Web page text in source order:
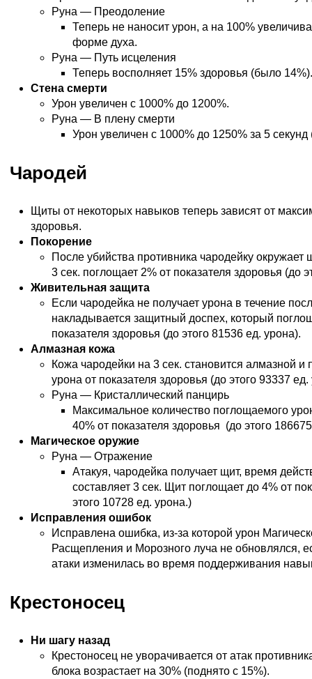
Руна — Преодоление
Теперь не наносит урон, а на 100%
форме духа.
Руна — Путь исцеления
Теперь восполняет 15% здоровья (было 14%).
Стена смерти
Урон увеличен с 1000% до 1200%.
Руна — В плену смерти
Урон увеличен с 1000% до 1250% за 5
Чародей
Щиты от некоторых навыков теперь зависят от
здоровья.
Покорение
После убийства противника чародейку окружает
3 сек. поглощает 2% от показателя здоровья (до
Живительная защита
Если чародейка не получает урона в течение
накладывается защитный доспех, который
показателя здоровья (до этого 81536 ед. урона).
Алмазная кожа
Кожа чародейки на 3 сек. становится алмазной и
урона от показателя здоровья (до этого 93337 ед.
Руна — Кристаллический панцирь
Максимальное количество поглощаемого
40% от показателя здоровья (до этого
Магическое оружие
Руна — Отражение
Атакуя, чародейка получает щит, время
составляет 3 сек. Щит поглощает до 4% от
этого 10728 ед. урона.)
Исправления ошибок
Исправлена ошибка, из-за которой урон
Расщепления и Морозного луча не обновлялся,
атаки изменилась во время поддерживания
Крестоносец
Ни шагу назад
Крестоносец не уворачивается от атак
блока возрастает на 30% (поднято с 15%).